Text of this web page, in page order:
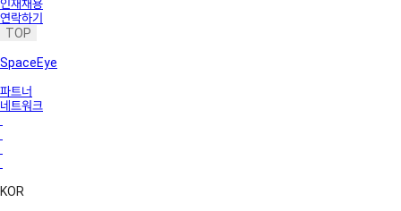
인재채용
연락하기
TOP
SpaceEye
파트너
네트워크
KOR